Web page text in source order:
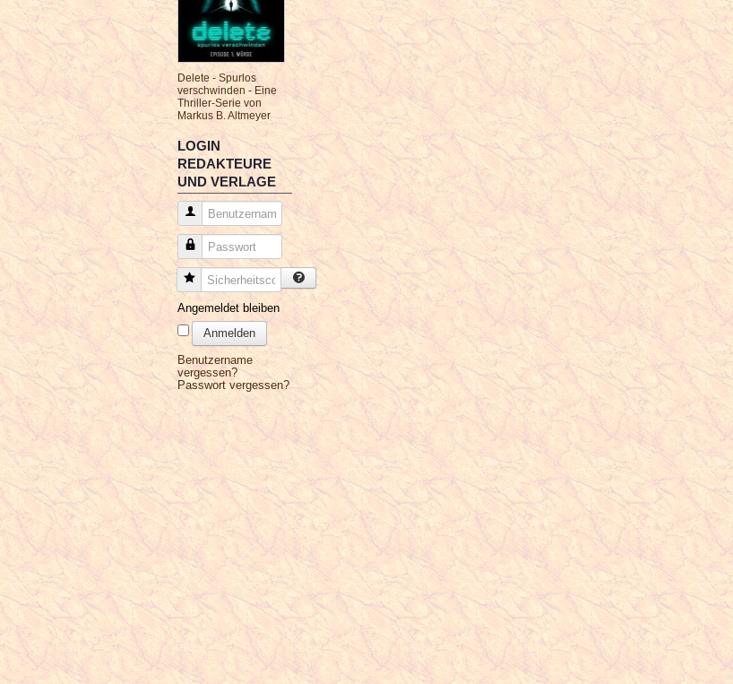
Delete - Spurlos
verschwinden - Eine
Thriller-Serie von
Markus B. Altmeyer
LOGIN
REDAKTEURE
UND VERLAGE
Benutzername
Passwort
Sicherheitscode
Angemeldet bleiben
Anmelden
Benutzername
vergessen?
Passwort vergessen?